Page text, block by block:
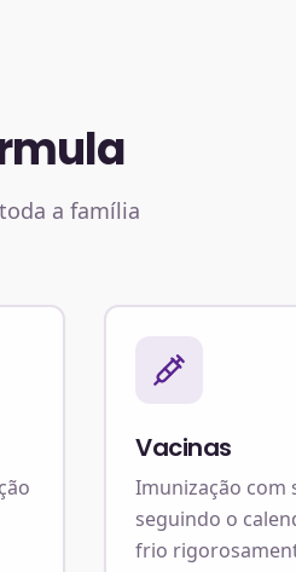
a família
Vacinas
Imunização com
seguindo o
frio